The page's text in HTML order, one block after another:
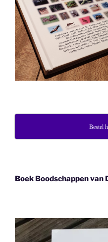
Bestel
Boek Boodschappen van